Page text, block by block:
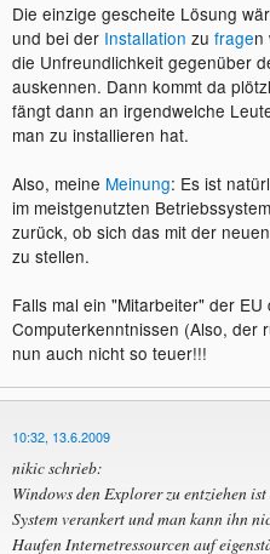
Die einzige gescheite Lösung
und bei der Installation zu fragen
die Unfreundlichkeit gegenüber
auskennen. Dann kommt da
fängt dann an irgendwelche
man zu installieren hat.
Also, meine Meinung: Es ist
im meistgenutzten
zurück, ob sich das mit der
zu stellen.
Falls mal ein "Mitarbeiter" der
Computerkenntnissen (Also, der
nun auch nicht so teuer!!!
10:32, 13.6.2009
nikic schrieb:
Windows den Explorer zu entziehen
System verankert und man kann ihn
Haufen Internetressourcen auf